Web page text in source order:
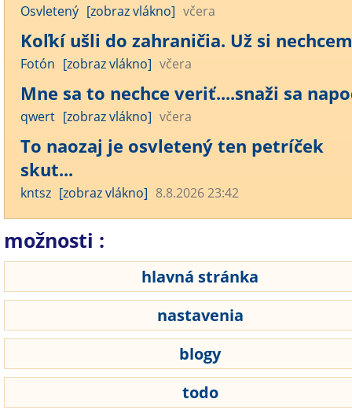
Osvletený [zobraz vlákno] včera
Koľkí ušli do zahraničia. Už si
Fotón [zobraz vlákno] včera
Mne sa to nechce veriť....snaži sa
qwert [zobraz vlákno] včera
To naozaj je osvletený ten petríček
skut...
kntsz [zobraz vlákno] 8.8.2026 23:42
možnosti :
hlavná stránka
nastavenia
blogy
todo